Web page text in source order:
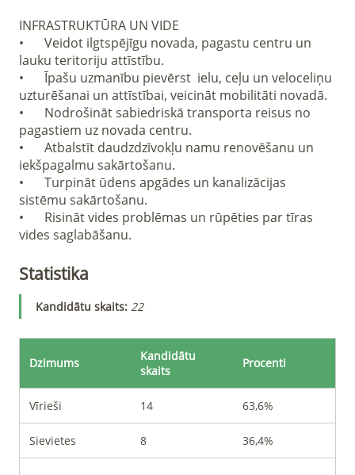
INFRASTRUKTŪRA UN VIDE
•	Veidot ilgtspējīgu novada, pagastu centru un
lauku teritoriju attīstību.
•	Īpašu uzmanību pievērst  ielu, ceļu un veloceliņu
uzturēšanai un attīstībai, veicināt mobilitāti novadā.
•	Nodrošināt sabiedriskā transporta reisus no
pagastiem uz novada centru.
•	Atbalstīt daudzdzīvokļu namu renovēšanu un
iekšpagalmu sakārtošanu.
•	Turpināt ūdens apgādes un kanalizācijas
sistēmu sakārtošanu.
•	Risināt vides problēmas un rūpēties par tīras
vides saglabāšanu.
Statistika
Kandidātu skaits: 22
Dzimums
Kandidātu
skaits
Procenti
Vīrieši 14 63,6%
Sievietes 8 36,4%